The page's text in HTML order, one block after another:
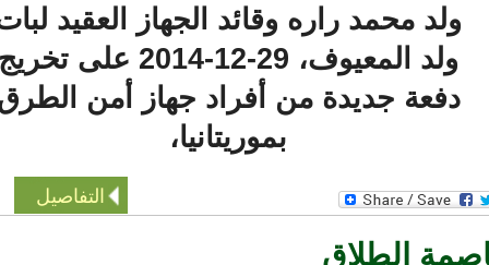
ولد محمد راره وقائد الجهاز العقيد لبات
ولد المعيوف، 29-12-2014 على تخريج
دفعة جديدة من أفراد جهاز أمن الطرق
بموريتانيا،
التفاصيل
الطلاق